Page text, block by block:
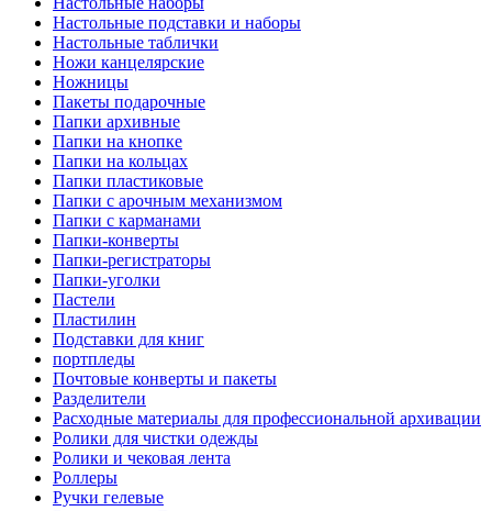
Настольные подставки и наборы
Настольные таблички
Ножи канцелярские
Ножницы
Пакеты подарочные
Папки архивные
Папки на кнопке
Папки на кольцах
Папки пластиковые
Папки с арочным механизмом
Папки с карманами
Папки-конверты
Папки-регистраторы
Папки-уголки
Пастели
Пластилин
Подставки для книг
портпледы
Почтовые конверты и пакеты
Разделители
Расходные материалы для профессиональной архивации
Ролики для чистки одежды
Ролики и чековая лента
Роллеры
Ручки гелевые